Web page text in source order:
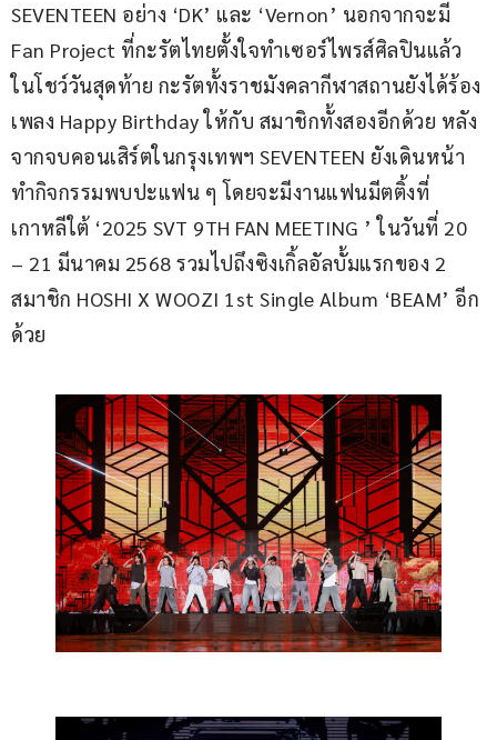
SEVENTEEN อย่าง ‘DK’ และ ‘Vernon’ นอกจากจะมี
Fan Project ที่กะรัตไทยตั้งใจทำเซอร์ไพรส์ศิลปินแล้ว
ในโชว์วันสุดท้าย กะรัตทั้งราชมังคลากีฬาสถานยังได้ร้อง
เพลง Happy Birthday ให้กับ สมาชิกทั้งสองอีกด้วย หลัง
จากจบคอนเสิร์ตในกรุงเทพฯ SEVENTEEN ยังเดินหน้า
ทำกิจกรรมพบปะแฟน ๆ โดยจะมีงานแฟนมีตติ้งที่
เกาหลีใต้ ‘2025 SVT 9TH FAN MEETING ’ ในวันที่ 20
– 21 มีนาคม 2568 รวมไปถึงซิงเกิ้ลอัลบั้มแรกของ 2
สมาชิก HOSHI X WOOZI 1st Single Album ‘BEAM’ อีก
ด้วย